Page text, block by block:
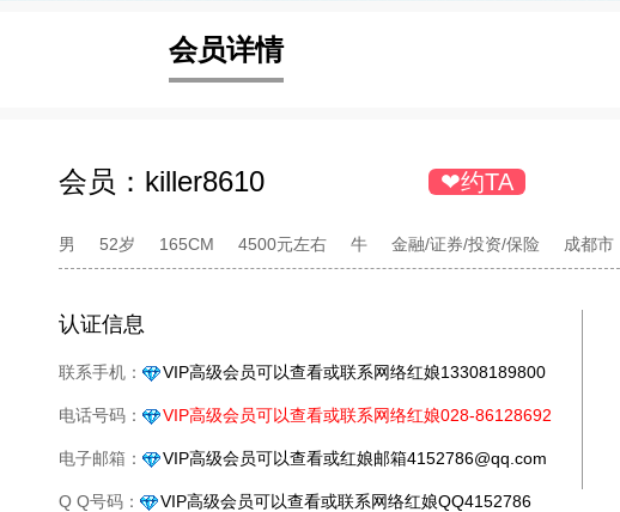
会员详情
会员： killer8610 ❤约TA
男 52岁 165CM 4500元左右 牛 金融/证券/投资/保险 成都市
认证信息
联系手机： VIP高级会员可以查看或联系网络红娘13308189800
电话号码： VIP高级会员可以查看或联系网络红娘028-86128692
电子邮箱： VIP高级会员可以查看或红娘邮箱4152786@qq.com
Q Q号码： VIP高级会员可以查看或联系网络红娘QQ4152786